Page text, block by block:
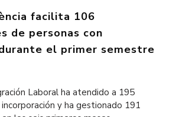
facilita 106
de personas con
el primer semestre
Laboral ha atendido a 195
y ha gestionado 191